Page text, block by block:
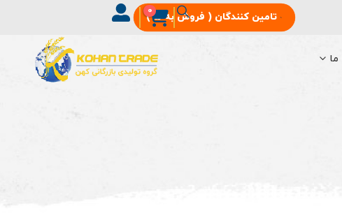
تامین‌ کنندگان ( فروش به ما )
0
ما